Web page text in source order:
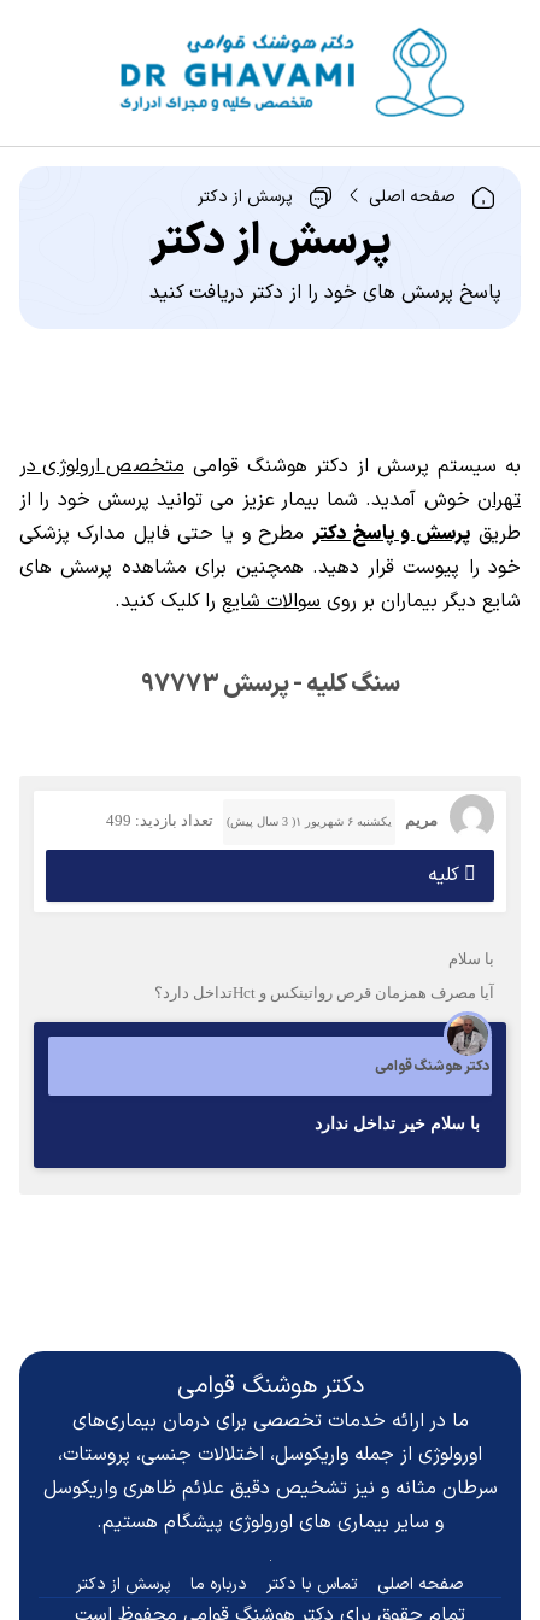
صفحه اصلی پرسش از دکتر
پرسش از دکتر
پاسخ پرسش های خود را از دکتر دریافت کنید
به سیستم پرسش از دکتر هوشنگ قوامی متخصص ارولوژی در
تهران خوش آمدید. شما بیمار عزیز می توانید پرسش خود را از
طریق پرسش و پاسخ دکتر مطرح و یا حتی فایل مدارک پزشکی
خود را پیوست قرار دهید. همچنین برای مشاهده پرسش های
شایع دیگر بیماران بر روی سوالات شایع را کلیک کنید.
سنگ کلیه - پرسش 97773
مریم یکشنبه ۶ شهریور ۱( 3 سال پیش) تعداد بازدید: 499
کلیه
با سلام
آیا مصرف همزمان قرص رواتینکس و Hctتداخل دارد؟
دکتر هوشنگ قوامی
با سلام خير تداخل ندارد
دکتر هوشنگ قوامی
ما در ارائه خدمات تخصصی برای درمان بیماری‌های
اورولوژی از جمله واریکوسل، اختلالات جنسی، پروستات،
سرطان مثانه و نیز تشخیص دقیقعلائم ظاهری واریکوسل
و سایر بیماری های اورولوژی پیشگام هستیم.
صفحه اصلی تماس با دکتر درباره ما پرسش از دکتر